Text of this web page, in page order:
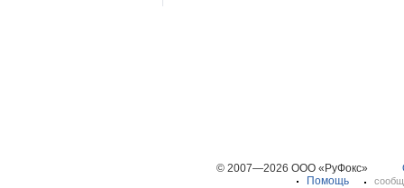
© 2007—2026 ООО «РуФокс»
Помощь